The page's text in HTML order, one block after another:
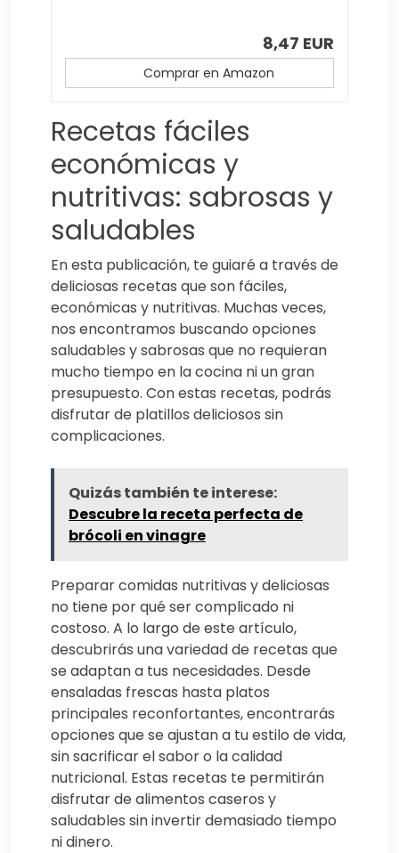
8,47 EUR
Comprar en Amazon
Recetas fáciles
económicas y
nutritivas: sabrosas y
saludables
En esta publicación, te guiaré a través de
deliciosas recetas que son fáciles,
económicas y nutritivas. Muchas veces,
nos encontramos buscando opciones
saludables y sabrosas que no requieran
mucho tiempo en la cocina ni un gran
presupuesto. Con estas recetas, podrás
disfrutar de platillos deliciosos sin
complicaciones.
Quizás también te interese:
Descubre la receta perfecta de
brócoli en vinagre
Preparar comidas nutritivas y deliciosas
no tiene por qué ser complicado ni
costoso. A lo largo de este artículo,
descubrirás una variedad de recetas que
se adaptan a tus necesidades. Desde
ensaladas frescas hasta platos
principales reconfortantes, encontrarás
opciones que se ajustan a tu estilo de vida,
sin sacrificar el sabor o la calidad
nutricional. Estas recetas te permitirán
disfrutar de alimentos caseros y
saludables sin invertir demasiado tiempo
ni dinero.